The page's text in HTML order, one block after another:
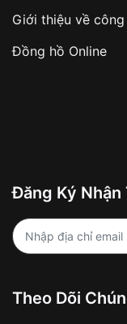
Khách
hàng
Số tiền còn
✔️ Hạn
Từ khóa SEO:
Khách
thanh toán
Giới thiệu về
Đồng hồ Online
Đăng Ký Nhận
Theo Dõi